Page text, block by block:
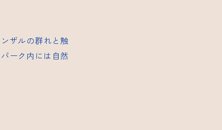
ザルの群れと触
ーク内には自然